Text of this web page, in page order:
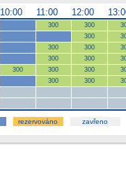
10:00 11:00 12:00
300 300
300
300 300
300 300
300 300 300
300 300
rezervováno zavřeno